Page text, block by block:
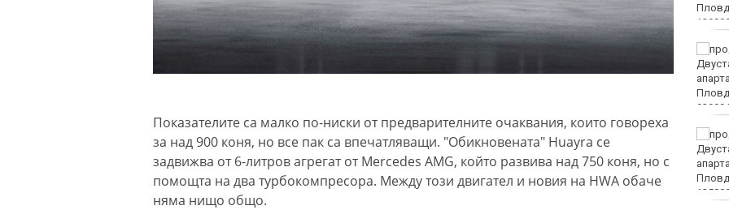
Показателите са малко по-ниски от предварителните очаквания, които говореха
за над 900 коня, но все пак са впечатляващи. "Обикновената" Huayra се
задвижва от 6-литров агрегат от Mercedes AMG, който развива над 750 коня, но с
помощта на два турбокомпресора. Между този двигател и новия на HWА обаче
няма нищо общо.
Какво време ни очаква
Затварят за кратко ул.
„Вълноломна“ в неделя